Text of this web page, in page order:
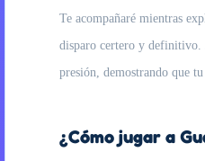
Te acompañaré mientras
disparo certero y definitivo.
presión, demostrando que
¿Cómo jugar a